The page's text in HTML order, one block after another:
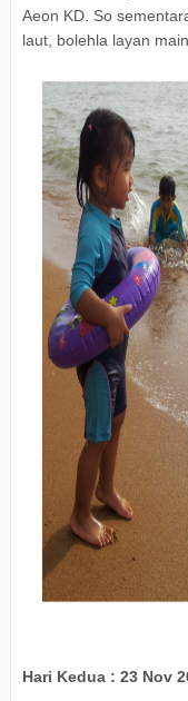
Aeon KD. So
laut, bolehla layan
Hari Kedua : 23 Nov